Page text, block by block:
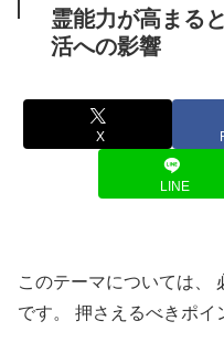
霊能力が高まる
活への影響
X
LINE
このテーマについては、
です。 押さえるべきポイ